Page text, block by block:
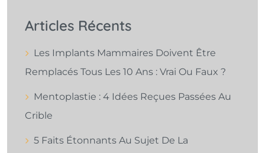
Articles Récents
Les Implants Mammaires Doivent Être
Remplacés Tous Les 10 Ans : Vrai Ou Faux ?
Mentoplastie : 4 Idées Reçues Passées Au
Crible
5 Faits Étonnants Au Sujet De La